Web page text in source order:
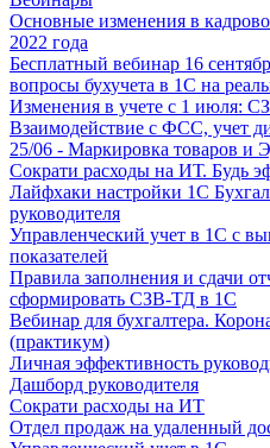
Основные изменения в
2022 года
Бесплатный вебинар 16
вопросы бухучета в 1С на
Изменения в учете с 1 июля:
Взаимодействие с ФСС, учет
25/06 - Маркировка товаров и
Сократи расходы на ИТ. Будь
Лайфхаки настройки 1С
руководителя
Управленческий учет в 1С с
показателей
Правила заполнения и сдачи
сформировать СЗВ-ТД в 1С
Вебинар для бухгалтера.
(практикум)
Личная эффективность
Дашборд руководителя
Сократи расходы на ИТ
Отдел продаж на удаленный